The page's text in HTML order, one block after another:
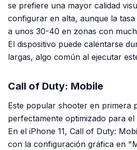
se prefiere una mayor calidad
configurar en alta, aunque la
a unos 30-40 en zonas con
El dispositivo puede calentarse
largas, algo común al ejecutar
Call of Duty: Mobile
Este popular shooter en primera
perfectamente optimizado para
En el iPhone 11, Call of Duty:
con la configuración gráfica en